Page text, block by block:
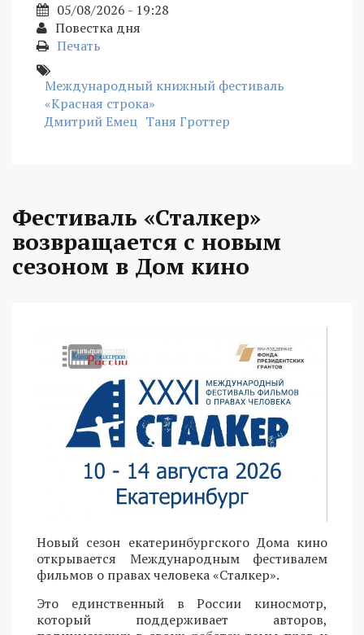
05/08/2026 - 19:28
Повестка дня
Печать
Международный книжный фестиваль
«Красная строка»
Дмитрий Емец Таня Гроттер
Фестиваль «Сталкер»
возвращается с новым
сезоном в Дом кино
Новый сезон екатеринбургского Дома кино
открывается Международным фестивалем
фильмов о правах человека «Сталкер».
Это единственный в России киносмотр,
который поддерживает авторов,